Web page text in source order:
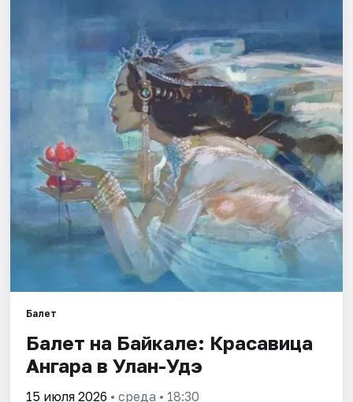
Рейтинги
Балет
Балет на Байкале: Красавица
Ангара в Улан-Удэ
15 июля 2026 • среда • 18:30